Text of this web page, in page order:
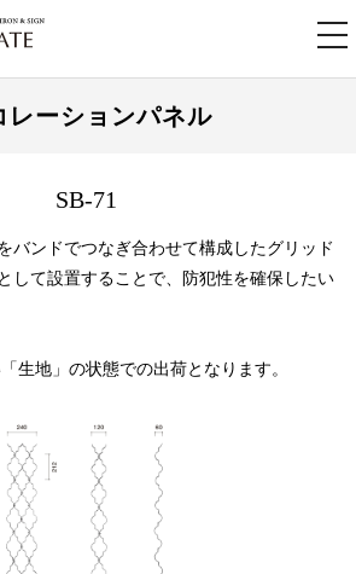
レーションパネル
SB-71
バンドでつなぎ合わせて構成したグリッド
して設置することで、防犯性を確保したい
生地」の状態での出荷となります。